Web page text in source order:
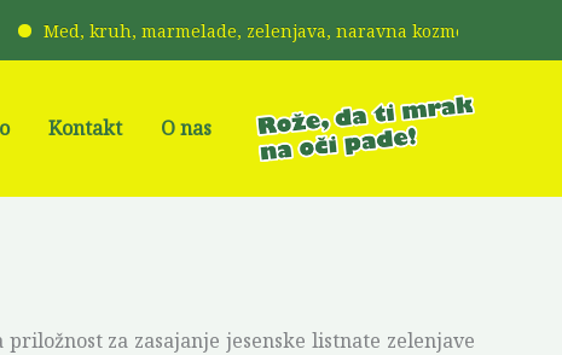
Med, kruh, marmelade, zelenjava, naravna kozmetika, kravji
Kontakt O nas
za zasajanje jesenske listnate zelenjave